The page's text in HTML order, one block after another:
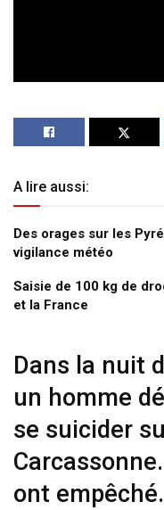
A lire aussi:
Des orages sur les
vigilance météo
Saisie de 100 kg de
et la France
Dans la nuit
un homme
se suicider
ont empêché.